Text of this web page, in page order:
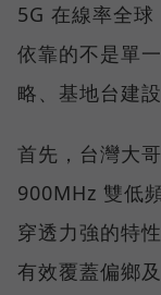
5G 在線率全
依靠的不是單
略、基地台建
首先，台灣大
900MHz 雙低
穿透力強的特
有效覆蓋偏鄉